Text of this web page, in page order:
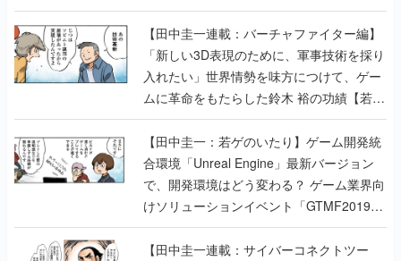
【若ゲのいたり最終回】
【田中圭一連載：バーチャファイター編】
「新しい3D表現のために、軍事技術を採り
入れたい」世界情勢を味方につけて、ゲー
ムに革命をもたらした鈴木 裕の功績【若ゲ
のいたり】
【田中圭一：若ゲのいたり】ゲーム開発統
合環境「Unreal Engine」最新バージョン
で、開発環境はどう変わる？ ゲーム業界向
けソリューションイベント「GTMF2019」
に行って、より理解を深めよう【PR】
【田中圭一連載：サイバーコネクトツー